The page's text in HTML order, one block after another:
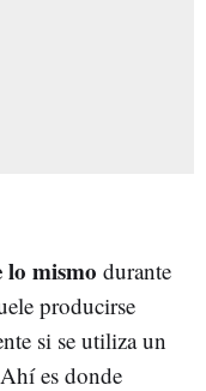
lo mismo durante
producirse
si se utiliza un
es donde